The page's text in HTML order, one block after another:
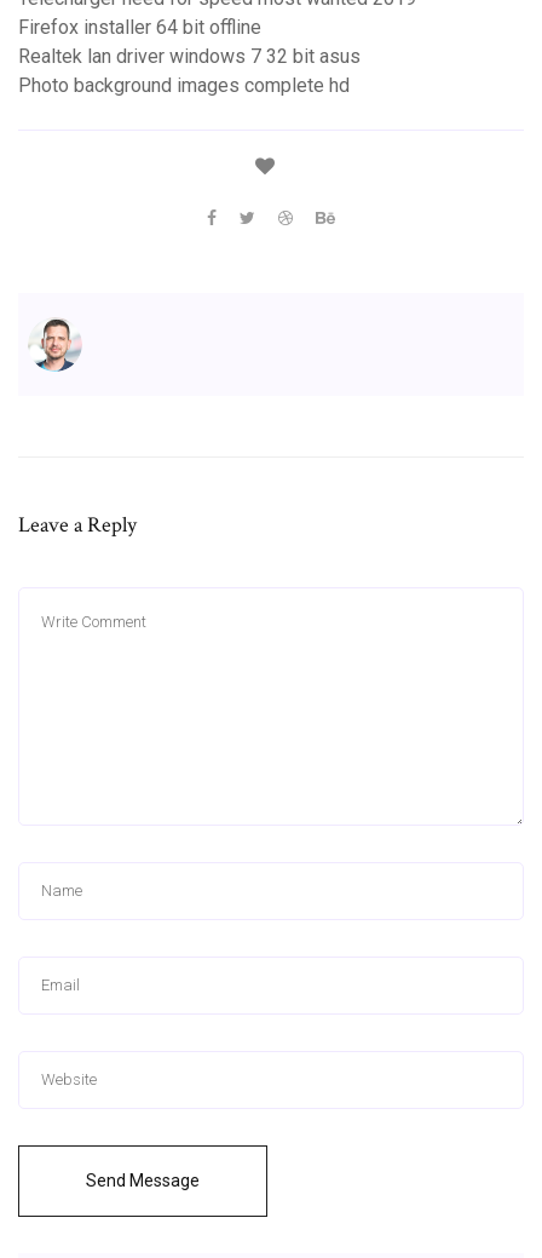
Firefox installer 64 bit offline
Realtek lan driver windows 7 32 bit asus
Photo background images complete hd
Leave a Reply
Send Message